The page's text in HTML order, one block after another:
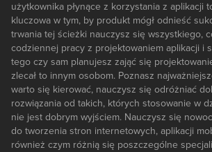
użytkownika płynące z korzystania z aplikacji
kluczowa w tym, by produkt mógł odnieść
trwania tej ścieżki nauczysz się wszystkiego,
codziennej pracy z projektowaniem aplikacji i
tego czy sam planujesz zająć się
zlecał to innym osobom. Poznasz
warto się kierować, nauczysz się odróżniać
rozwiązania od takich, których stosowanie w
nie jest dobrym wyjściem. Nauczysz się
do tworzenia stron internetowych, aplikacji
również czym różnią się poszczególne